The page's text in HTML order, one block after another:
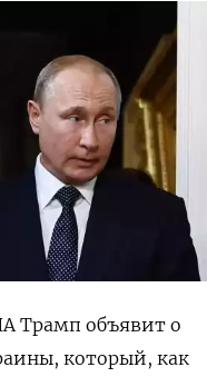
Трамп объявит о
который, как